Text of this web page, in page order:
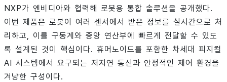
NXP가 엔비디아와 협력해 로봇용 통합 솔루션을 공개했다.
이번 제품은 로봇이 여러 센서에서 받은 정보를 실시간으로 처
리하고, 이를 구동계와 중앙 연산부에 빠르게 전달할 수 있도
록 설계된 것이 핵심이다. 휴머노이드를 포함한 차세대 피지컬
AI 시스템에서 요구되는 저지연 통신과 안정적인 제어 환경을
겨냥한 구성이다.